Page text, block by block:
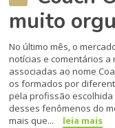
muito
No último mês, o
notícias e comentários
associadas ao nome
os formados por
pela profissão escolhida
desses fenômenos do
mais que...
leia mais